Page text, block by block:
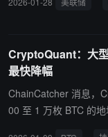
CryptoQuant：大
最快降幅
ChainCatcher 消息，
00 至 1 万枚 BTC 的